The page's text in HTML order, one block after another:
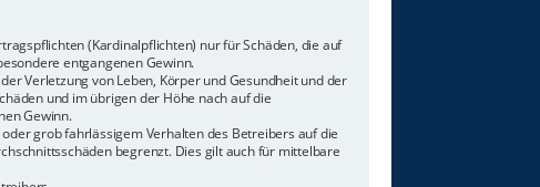
(Kardinalpflichten) nur für Schäden, die auf
entgangenen Gewinn.
Verletzung von Leben, Körper und Gesundheit und der
und im übrigen der Höhe nach auf die
Gewinn.
grob fahrlässigem Verhalten des Betreibers auf die
begrenzt. Dies gilt auch für mittelbare